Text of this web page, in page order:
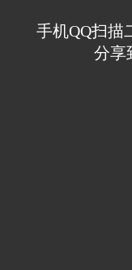
手机QQ扫描
分享